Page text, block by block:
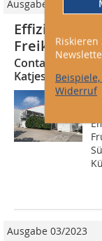
Widerruf
Ausgabe 06/2024
Effiziente
Freikühlung
Katjes mit
Ausgabe 03/2023